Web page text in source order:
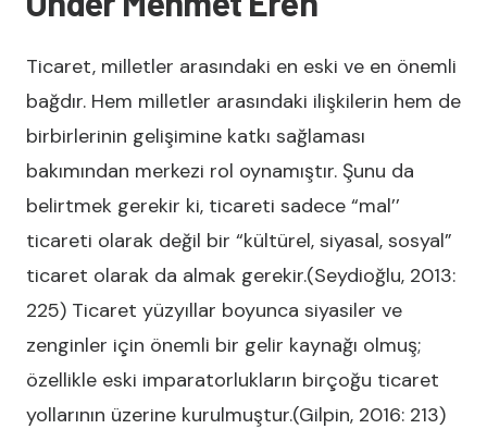
Ticaret, milletler arasındaki en eski ve en önemli
bağdır. Hem milletler arasındaki ilişkilerin hem de
birbirlerinin gelişimine katkı sağlaması
bakımından merkezi rol oynamıştır. Şunu da
belirtmek gerekir ki, ticareti sadece “mal’’
ticareti olarak değil bir “kültürel, siyasal, sosyal”
ticaret olarak da almak gerekir.(Seydioğlu, 2013:
225) Ticaret yüzyıllar boyunca siyasiler ve
zenginler için önemli bir gelir kaynağı olmuş;
özellikle eski imparatorlukların birçoğu ticaret
yollarının üzerine kurulmuştur.(Gilpin, 2016: 213)